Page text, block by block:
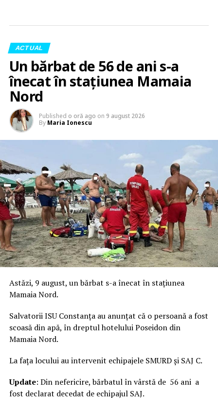
ACTUAL
Un bărbat de 56 de ani s-a
înecat în stațiunea Mamaia
Nord
Published o oră ago on 9 august 2026
By Maria Ionescu
Astăzi, 9 august, un bărbat s-a înecat în stațiunea
Mamaia Nord.
Salvatorii ISU Constanța au anunțat că o persoană a fost
scoasă din apă, în dreptul hotelului Poseidon din
Mamaia Nord.
La fața locului au intervenit echipajele SMURD și SAJ C.
Update: Din nefericire, bărbatul în vârstă de 56 ani a
fost declarat decedat de echipajul SAJ.